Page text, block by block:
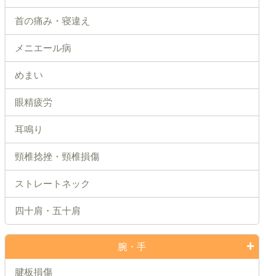
首の痛み・寝違え
メニエール病
めまい
眼精疲労
耳鳴り
頸椎捻挫・頸椎損傷
ストレートネック
四十肩・五十肩
腕・手
腱板損傷